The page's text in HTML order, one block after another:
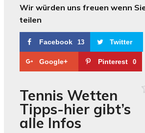
Wir würden uns freuen wenn
teilen
Facebook 13 Twitter
Google+ Pinterest 0
Tennis Wetten
Tipps-hier gibt’s
alle Infos